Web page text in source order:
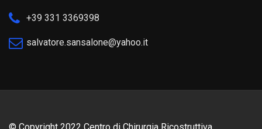
+39 331 3369398
salvatore.sansalone@yahoo.it